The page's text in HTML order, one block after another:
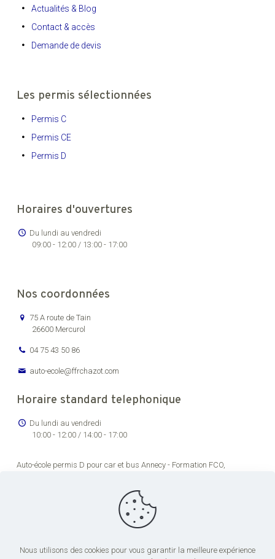
Actualités & Blog
Contact & accès
Demande de devis
Les permis sélectionnées
Permis C
Permis CE
Permis D
Horaires d'ouvertures
Du lundi au vendredi
09:00 - 12:00 / 13:00 - 17:00
Nos coordonnées
75 A route de Tain
26600 Mercurol
04 75 43 50 86
auto-ecole@ffrchazot.com
Horaire standard telephonique
Du lundi au vendredi
10:00 - 12:00 / 14:00 - 17:00
Auto-école permis D pour car et bus Annecy - Formation FCO,
permis transport en commun pas cher Dijon -
conduire poids lourds Grenoble - Centre de formation permis CE Lons-
Centre de formation chauffeur poids lourds Lyon -
conduite de poids lourds Valence
Nous utilisons des cookies pour vous garantir la meilleure expérience